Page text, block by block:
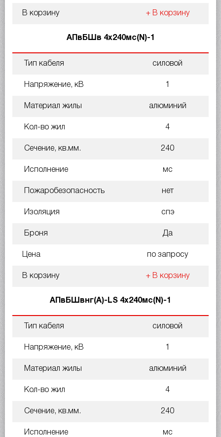
В корзину + В корзину
АПвБШв 4х240мс(N)-1
Тип кабеля силовой
Напряжение, кВ
Материал жилы алюминий
Кол-во жил 4
Сечение, кв.мм. 240
Исполнение мс
Пожаробезопасность нет
Изоляция спэ
Броня Да
Цена по запросу
В корзину + В корзину
АПвБШвнг(A)-LS 4х240мс(N)-1
Тип кабеля силовой
Напряжение, кВ
Материал жилы алюминий
Кол-во жил 4
Сечение, кв.мм. 240
Исполнение мс